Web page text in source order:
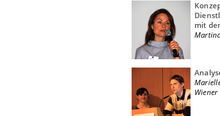
mit
Wiener